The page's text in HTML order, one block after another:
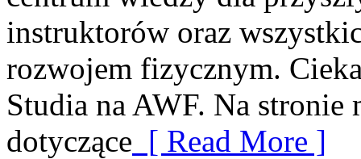
instruktorów oraz
rozwojem fizycznym.
Studia na AWF. Na
dotyczące [ Read More ]